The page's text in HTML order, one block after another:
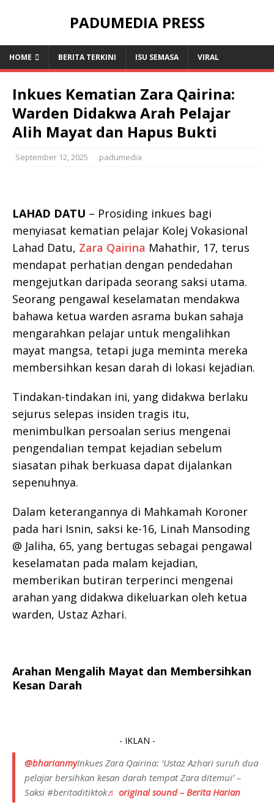
PADUMEDIA PRESS
HOME BERITA TERKINI ISU SEMASA VIRAL
Inkues Kematian Zara Qairina:
Warden Didakwa Arah Pelajar
Alih Mayat dan Hapus Bukti
September 12, 2025 padumedia
LAHAD DATU – Prosiding inkues bagi
menyiasat kematian pelajar Kolej Vokasional
Lahad Datu, Zara Qairina Mahathir, 17, terus
mendapat perhatian dengan pendedahan
mengejutkan daripada seorang saksi utama.
Seorang pengawal keselamatan mendakwa
bahawa ketua warden asrama bukan sahaja
mengarahkan pelajar untuk mengalihkan
mayat mangsa, tetapi juga meminta mereka
membersihkan kesan darah di lokasi kejadian.
Tindakan-tindakan ini, yang didakwa berlaku
sejurus selepas insiden tragis itu,
menimbulkan persoalan serius mengenai
pengendalian tempat kejadian sebelum
siasatan pihak berkuasa dapat dijalankan
sepenuhnya.
Dalam keterangannya di Mahkamah Koroner
pada hari Isnin, saksi ke-16, Linah Mansoding
@ Jaliha, 65, yang bertugas sebagai pengawal
keselamatan pada malam kejadian,
memberikan butiran terperinci mengenai
arahan yang didakwa dikeluarkan oleh ketua
warden, Ustaz Azhari.
Arahan Mengalih Mayat dan Membersihkan
Kesan Darah
- IKLAN -
@bharianmyInkues Zara Qairina: ‘Ustaz Azhari suruh dua
pelajar bersihkan kesan darah tempat Zara ditemui’ –
Saksi #beritaditiktok♬ original sound – Berita Harian